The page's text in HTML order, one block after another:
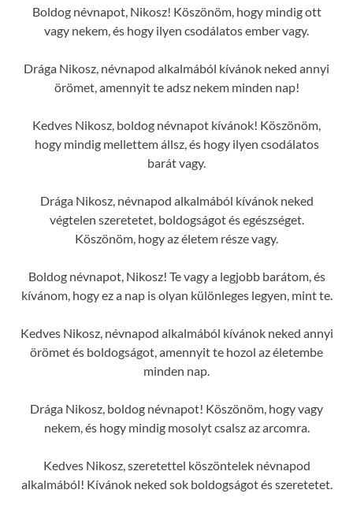
Boldog névnapot, Nikosz! Köszönöm, hogy mindig ott
vagy nekem, és hogy ilyen csodálatos ember vagy.
Drága Nikosz, névnapod alkalmából kívánok neked annyi
örömet, amennyit te adsz nekem minden nap!
Kedves Nikosz, boldog névnapot kívánok! Köszönöm,
hogy mindig mellettem állsz, és hogy ilyen csodálatos
barát vagy.
Drága Nikosz, névnapod alkalmából kívánok neked
végtelen szeretetet, boldogságot és egészséget.
Köszönöm, hogy az életem része vagy.
Boldog névnapot, Nikosz! Te vagy a legjobb barátom, és
kívánom, hogy ez a nap is olyan különleges legyen, mint te.
Kedves Nikosz, névnapod alkalmából kívánok neked annyi
örömet és boldogságot, amennyit te hozol az életembe
minden nap.
Drága Nikosz, boldog névnapot! Köszönöm, hogy vagy
nekem, és hogy mindig mosolyt csalsz az arcomra.
Kedves Nikosz, szeretettel köszöntelek névnapod
alkalmából! Kívánok neked sok boldogságot és szeretetet.